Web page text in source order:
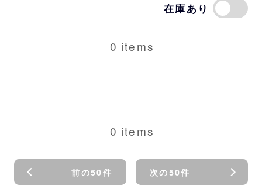
在庫あり
0 items
0 items
前の50件 次の50件